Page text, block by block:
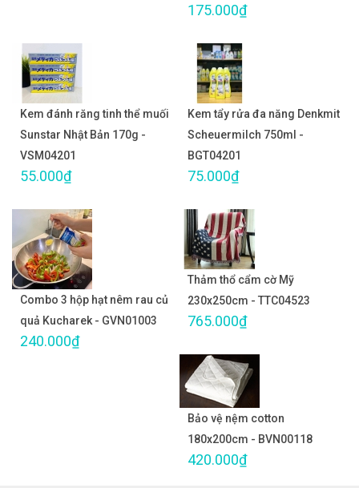
175.000₫
Kem đánh răng tinh thể muối
Sunstar Nhật Bản 170g -
VSM04201
55.000₫
Kem tẩy rửa đa năng Denkmit
Scheuermilch 750ml -
BGT04201
75.000₫
Combo 3 hộp hạt nêm rau củ
quả Kucharek - GVN01003
240.000₫
Thảm thổ cẩm cờ Mỹ
230x250cm - TTC04523
765.000₫
Bảo vệ nệm cotton
180x200cm - BVN00118
420.000₫